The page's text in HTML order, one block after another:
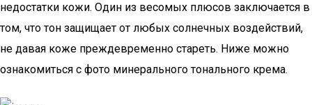
недостатки кожи. Один из весомых плюсов заключается в
том, что тон защищает от любых солнечных воздействий,
не давая коже преждевременно стареть. Ниже можно
ознакомиться с фото минерального тонального крема.